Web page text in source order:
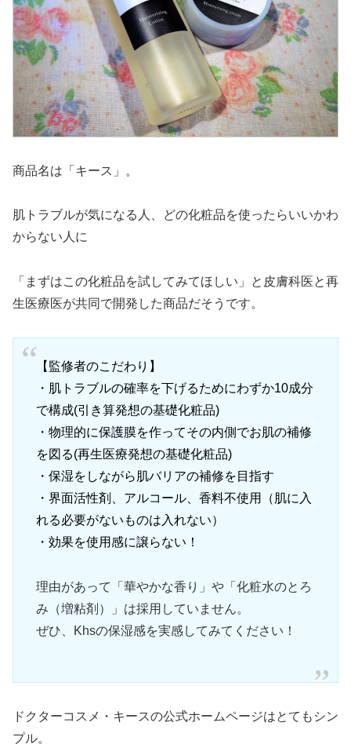
商品名は「キース」。
肌トラブルが気になる人、どの化粧品を使ったらいいかわ
からない人に
「まずはこの化粧品を試してみてほしい」と皮膚科医と再
生医療医が共同で開発した商品だそうです。
【監修者のこだわり】
・肌トラブルの確率を下げるためにわずか10成分
で構成(引き算発想の基礎化粧品)
・物理的に保護膜を作ってその内側でお肌の補修
を図る(再生医療発想の基礎化粧品)
・保湿をしながら肌バリアの補修を目指す
・界面活性剤、アルコール、香料不使用（肌に入
れる必要がないものは入れない）
・効果を使用感に譲らない！
理由があって「華やかな香り」や「化粧水のとろ
み（増粘剤）」は採用していません。
ぜひ、Khsの保湿感を実感してみてください！
ドクターコスメ・キースの公式ホームページはとてもシン
プル。